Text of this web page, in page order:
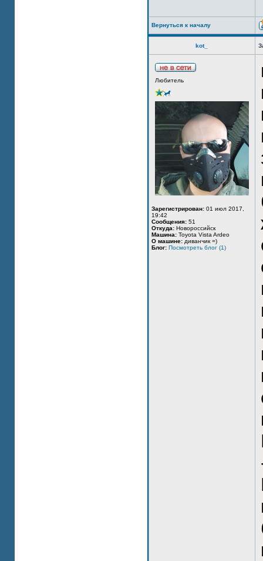
Вернуться к началу
kot_
Любитель
Зарегистрирован: 01 июл 2017,
19:42
Сообщения: 51
Откуда: Новороссийск
Машина: Toyota Vista Ardeo
О машине: диванчик =)
Блог: Посмотреть блог (1)